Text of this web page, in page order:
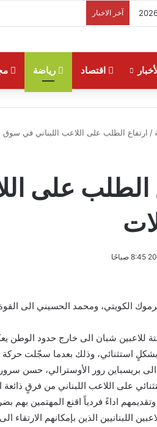
آخر الاخبار
اقتصاد رياضة
/ ارتفاع الطلب على اللاعب اللبناني في سوق
الطلب على
الكويتي، ومحمد الحسيني الى
للاعبين شبان الى خارج حدود
بشكلٍ استثنائي، وذلك بعدما سجّلت حركة
بريسباين رور الأوسترالي، حسن
على اللاعب اللبناني من فرقٍ
وتقديمهم اداءً فردياً اقنع المهتمين بهم
اللبنانيين الذين بإمكانهم